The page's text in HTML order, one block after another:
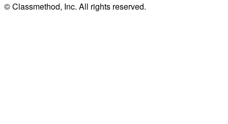
© Classmethod, Inc. All rights reserved.